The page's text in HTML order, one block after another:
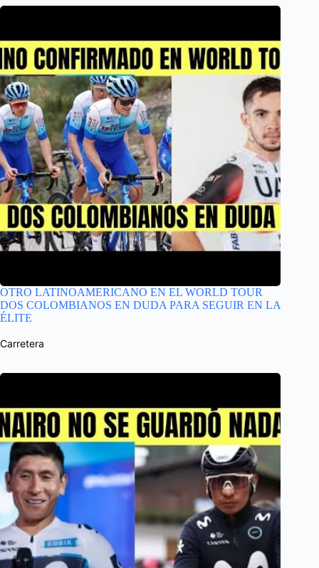
OTRO LATINOAMERICANO EN EL WORLD TOUR
DOS COLOMBIANOS EN DUDA PARA SEGUIR EN LA
ÉLITE
Carretera